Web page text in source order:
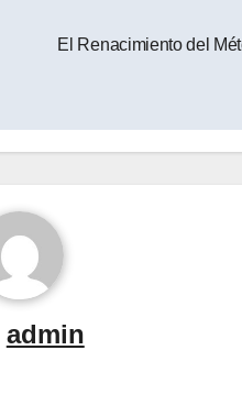
El Renacimiento del
admin